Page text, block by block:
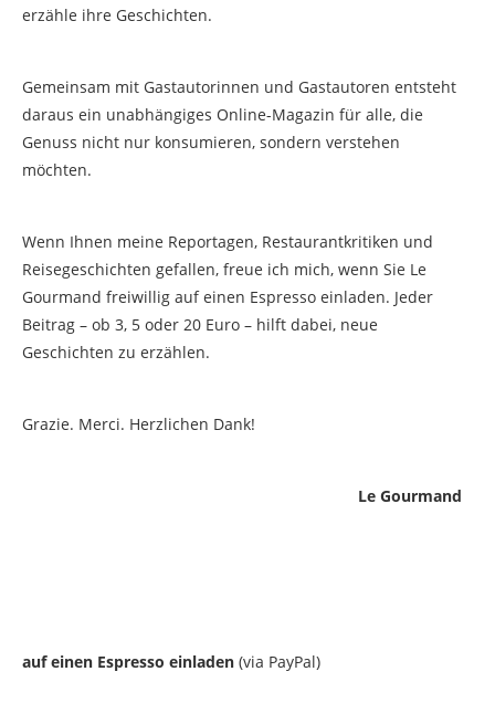
erzähle ihre Geschichten.
Gemeinsam mit Gastautorinnen und Gastautoren entsteht
daraus ein unabhängiges Online-Magazin für alle, die
Genuss nicht nur konsumieren, sondern verstehen
möchten.
Wenn Ihnen meine Reportagen, Restaurantkritiken und
Reisegeschichten gefallen, freue ich mich, wenn Sie Le
Gourmand freiwillig auf einen Espresso einladen. Jeder
Beitrag – ob 3, 5 oder 20 Euro – hilft dabei, neue
Geschichten zu erzählen.
Grazie. Merci. Herzlichen Dank!
Le Gourmand
auf einen Espresso einladen (via PayPal)